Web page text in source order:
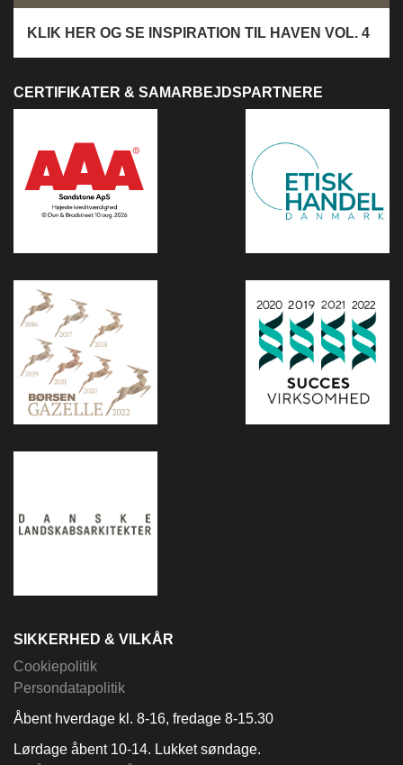
KLIK HER OG SE INSPIRATION TIL HAVEN VOL. 4
CERTIFIKATER & SAMARBEJDSPARTNERE
SIKKERHED & VILKÅR
Cookiepolitik
Persondatapolitik
Åbent hverdage kl. 8-16, fredage 8-15.30
Lørdage åbent 10-14. Lukket søndage.